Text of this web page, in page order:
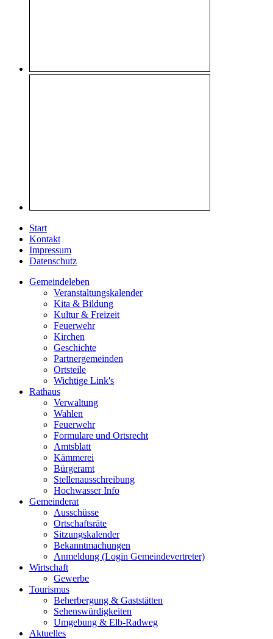
Start
Kontakt
Impressum
Datenschutz
Gemeindeleben
Veranstaltungskalender
Kita & Bildung
Kultur & Freizeit
Feuerwehr
Kirchen
Geschichte
Partnergemeinden
Ortsteile
Wichtige Link's
Rathaus
Verwaltung
Wahlen
Feuerwehr
Formulare und Ortsrecht
Amtsblatt
Kämmerei
Bürgeramt
Stellenausschreibung
Hochwasser Info
Gemeinderat
Ausschüsse
Ortschaftsräte
Sitzungskalender
Bekanntmachungen
Anmeldung (Login Gemeindevertreter)
Wirtschaft
Gewerbe
Tourismus
Beherbergung & Gaststätten
Sehenswürdigkeiten
Umgebung & Elb-Radweg
Aktuelles